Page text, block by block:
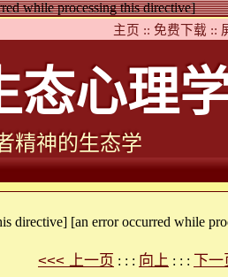
while processing this directive]
主页 :: 免费下载 ::
态心理
精神的生态学
directive] [an error occurred while
<<< 上一页 : : : 向上 : : : 下一